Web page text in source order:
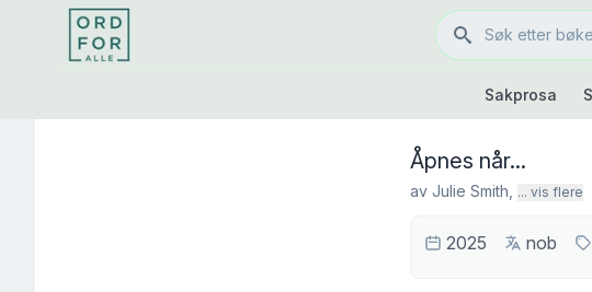
Sakprosa
Åpnes når...
av Julie Smith ... vis flere
2025 nob